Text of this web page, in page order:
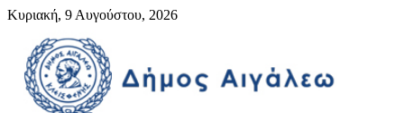
Κυριακή, 9 Αυγούστου, 2026